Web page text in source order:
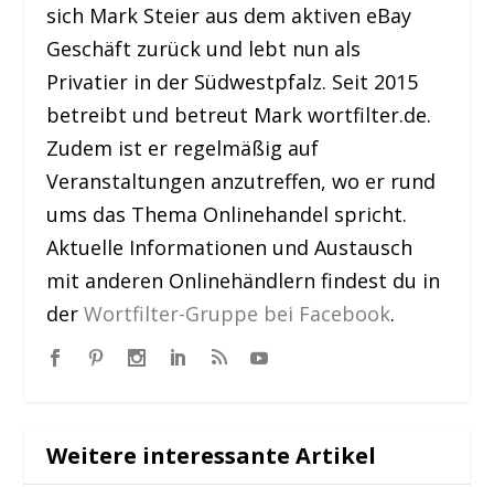
sich Mark Steier aus dem aktiven eBay
Geschäft zurück und lebt nun als
Privatier in der Südwestpfalz. Seit 2015
betreibt und betreut Mark wortfilter.de.
Zudem ist er regelmäßig auf
Veranstaltungen anzutreffen, wo er rund
ums das Thema Onlinehandel spricht.
Aktuelle Informationen und Austausch
mit anderen Onlinehändlern findest du in
derWortfilter-Gruppe bei Facebook.
Weitere interessante Artikel